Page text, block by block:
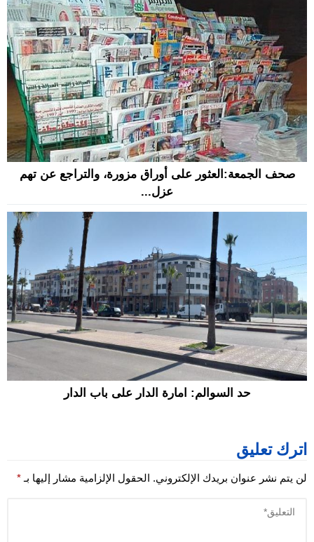
صحف الجمعة:العثور على أوراق مزورة، والتراجع عن تهم
عزل...
حد السوالم: امارة الدار على باب الدار
اترك تعليق
لن يتم نشر عنوان بريدك الإلكتروني. الحقول الإلزامية مشار إليها بـ*